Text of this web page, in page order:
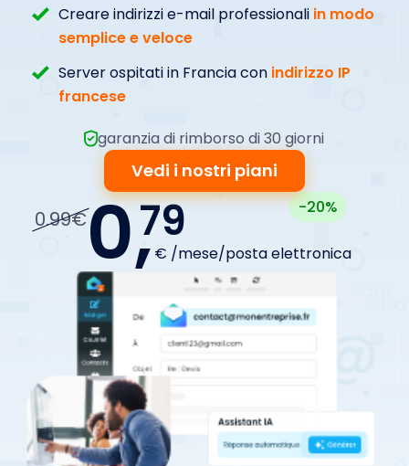
Creare indirizzi e-mail professionali in modo
semplice e veloce
Server ospitati in Francia con indirizzo IP
francese
0.99€0,79
€ /mese/posta elettronica
-20%
Vedi i nostri piani
garanzia di rimborso di 30 giorni